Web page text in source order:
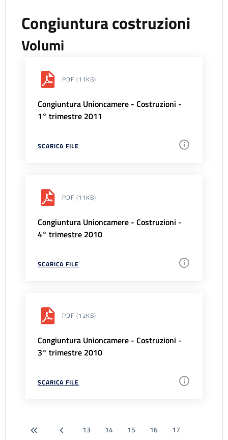
Congiuntura costruzioni
Volumi
PDF (11KB)
Congiuntura Unioncamere - Costruzioni -
1° trimestre 2011
SCARICA FILE
PDF (11KB)
Congiuntura Unioncamere - Costruzioni -
4° trimestre 2010
SCARICA FILE
PDF (12KB)
Congiuntura Unioncamere - Costruzioni -
3° trimestre 2010
SCARICA FILE
13 14 15 16
17